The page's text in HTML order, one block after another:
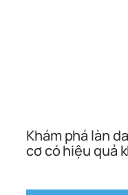
Khám phá làn
cơ có hiệu quả